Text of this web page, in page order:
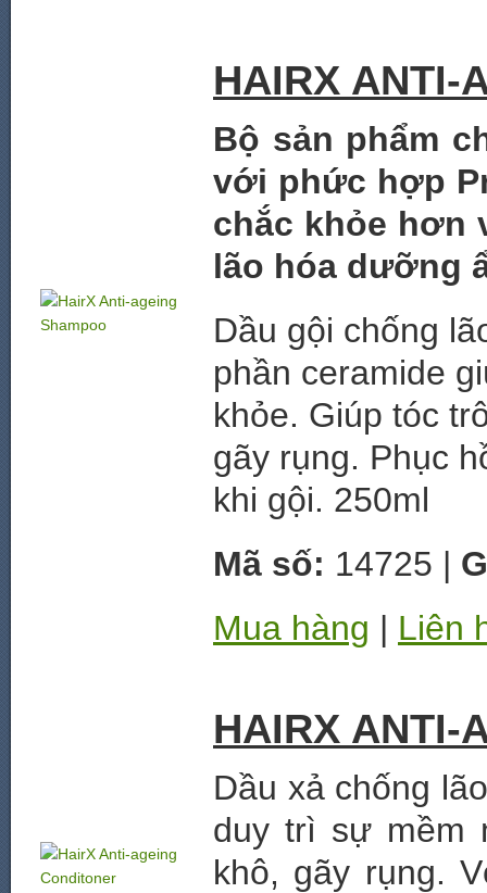
HAIRX ANTI-
Bộ sản phẩm
với phức hợp
chắc khỏe hơn
lão hóa dưỡng
Dầu gội chống
phần ceramide
khỏe. Giúp tóc
gãy rụng. Phục
khi gội. 250ml
Mã số: 14725 |
Mua hàng | Liên
HAIRX ANTI-
Dầu xả chống
duy trì sự mềm
khô, gãy rụng.